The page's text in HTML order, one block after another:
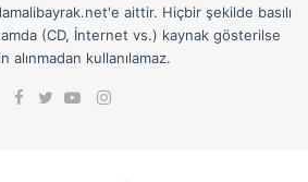
aittir. Hiçbir şekilde basılı
(CD, İnternet vs.) kaynak gösterilse
alınmadan kullanılamaz.
FacebookInstagram